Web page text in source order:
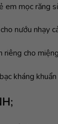
em mọc răng
nướu nhạy
cho
kháng